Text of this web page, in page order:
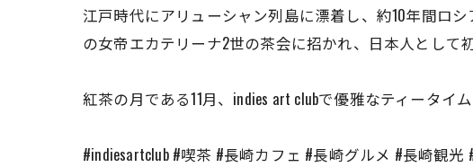
江戸時代にアリューシャン列島に漂着し、約10年間ロ
の女帝エカテリーナ2世の茶会に招かれ、日本人とし
紅茶の月である11月、indies art clubで優雅なティータ
#indiesartclub #喫茶 #長崎カフェ #長崎グルメ #長崎観